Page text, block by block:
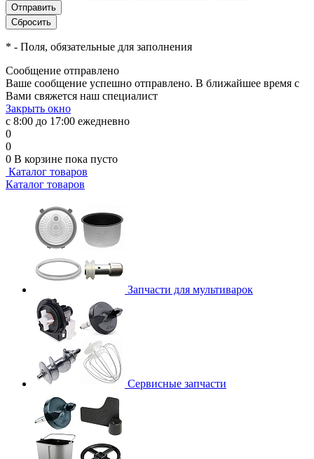
* - Поля, обязательные для заполнения
Сообщение отправлено
Ваше сообщение успешно отправлено. В ближайшее время с
Вами свяжется наш специалист
Закрыть окно
с 8:00 до 17:00 ежедневно
0
0
0 В корзине пока пусто
Каталог товаров
Каталог товаров
Запчасти для мультиварок
Сервисные запчасти